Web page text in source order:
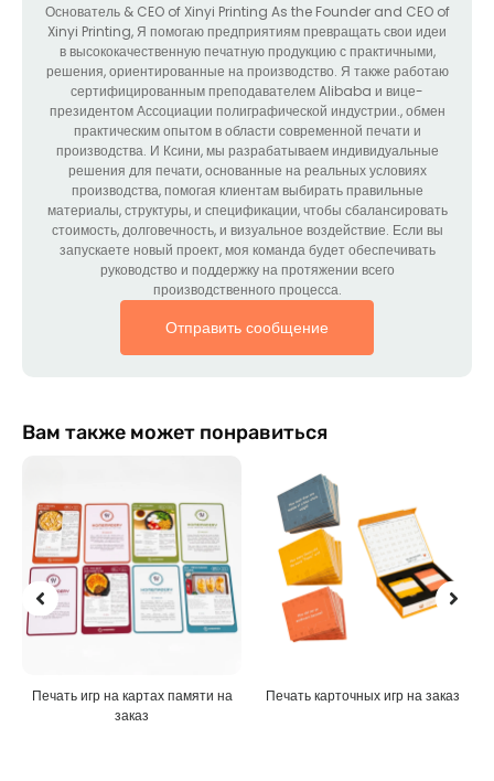
Основатель & CEO of Xinyi Printing As the Founder and CEO of
Xinyi Printing, Я помогаю предприятиям превращать свои идеи
в высококачественную печатную продукцию с практичными,
решения, ориентированные на производство. Я также работаю
сертифицированным преподавателем Alibaba и вице-
президентом Ассоциации полиграфической индустрии., обмен
практическим опытом в области современной печати и
производства. И Ксини, мы разрабатываем индивидуальные
решения для печати, основанные на реальных условиях
производства, помогая клиентам выбирать правильные
материалы, структуры, и спецификации, чтобы сбалансировать
стоимость, долговечность, и визуальное воздействие. Если вы
запускаете новый проект, моя команда будет обеспечивать
руководство и поддержку на протяжении всего
производственного процесса.
Отправить сообщение
Вам также может понравиться
Печать игр на картах памяти на
заказ
Печать карточных игр на заказ